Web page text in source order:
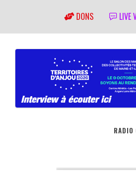
DONS LIVE
RADIO